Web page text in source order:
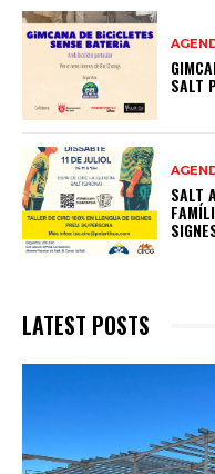
SALT
SALT
LATEST POSTS